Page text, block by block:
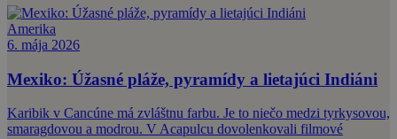
Amerika
6. mája 2026
Mexiko: Úžasné pláže, pyramídy a lietajúci Indiáni
Karibik v Cancúne má zvláštnu farbu. Je to niečo medzi tyrkysovou,
smaragdovou a modrou. V Acapulcu dovolenkovali filmové